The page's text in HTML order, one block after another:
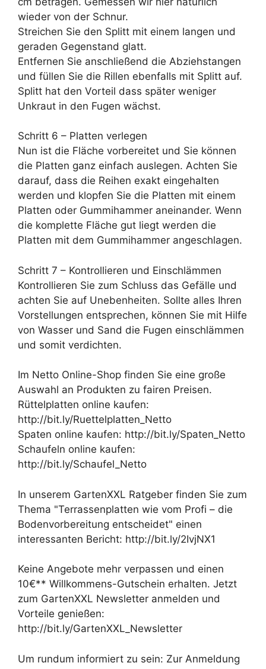
wieder von der Schnur.
Streichen Sie den Splitt mit einem langen und
geraden Gegenstand glatt.
Entfernen Sie anschließend die Abziehstangen
und füllen Sie die Rillen ebenfalls mit Splitt auf.
Splitt hat den Vorteil dass später weniger
Unkraut in den Fugen wächst.
Schritt 6 – Platten verlegen
Nun ist die Fläche vorbereitet und Sie können
die Platten ganz einfach auslegen. Achten Sie
darauf, dass die Reihen exakt eingehalten
werden und klopfen Sie die Platten mit einem
Platten oder Gummihammer aneinander. Wenn
die komplette Fläche gut liegt werden die
Platten mit dem Gummihammer angeschlagen.
Schritt 7 – Kontrollieren und Einschlämmen
Kontrollieren Sie zum Schluss das Gefälle und
achten Sie auf Unebenheiten. Sollte alles Ihren
Vorstellungen entsprechen, können Sie mit Hilfe
von Wasser und Sand die Fugen einschlämmen
und somit verdichten.
Im Netto Online-Shop finden Sie eine große
Auswahl an Produkten zu fairen Preisen.
Rüttelplatten online kaufen:
http://bit.ly/Ruettelplatten_Netto
Spaten online kaufen: http://bit.ly/Spaten_Netto
Schaufeln online kaufen:
http://bit.ly/Schaufel_Netto
In unserem GartenXXL Ratgeber finden Sie zum
Thema "Terrassenplatten wie vom Profi – die
Bodenvorbereitung entscheidet" einen
interessanten Bericht: http://bit.ly/2IvjNX1
Keine Angebote mehr verpassen und einen
10€** Willkommens-Gutschein erhalten. Jetzt
zum GartenXXL Newsletter anmelden und
Vorteile genießen:
http://bit.ly/GartenXXL_Newsletter
Um rundum informiert zu sein: Zur Anmeldung